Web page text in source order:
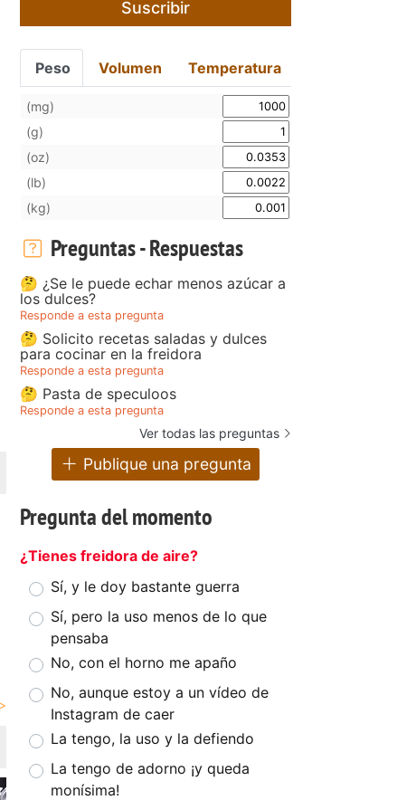
Suscribir
Peso Volumen Temperatura
(mg)
(g)
(oz)
(lb)
(kg)
Preguntas - Respuestas
🤔 ¿Se le puede echar menos azúcar a
los dulces?
Responde a esta pregunta
🤔 Solicito recetas saladas y dulces
para cocinar en la freidora
Responde a esta pregunta
🤔 Pasta de speculoos
Responde a esta pregunta
Ver todas las preguntas
Publique una pregunta
Pregunta del momento
¿Tienes freidora de aire?
Sí, y le doy bastante guerra
Sí, pero la uso menos de lo que
pensaba
No, con el horno me apaño
No, aunque estoy a un vídeo de
Instagram de caer
La tengo, la uso y la defiendo
La tengo de adorno ¡y queda
monísima!